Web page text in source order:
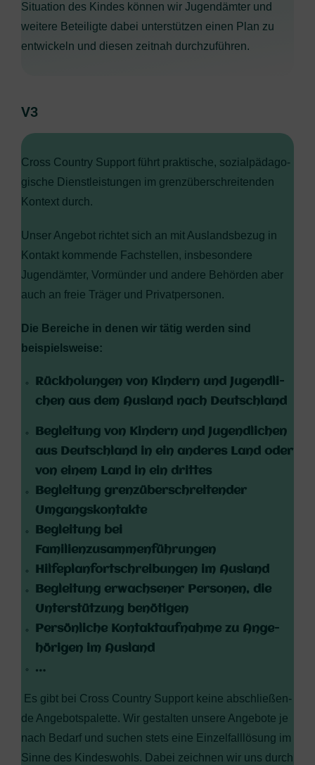
Situa­ti­on des Kin­des kön­nen wir Jugend­äm­ter und
wei­te­re Betei­lig­te dabei unter­stüt­zen einen Plan zu
ent­wi­ckeln und die­sen zeit­nah durchzuführen.
V3
Cross Coun­try Sup­port führt prak­ti­sche, sozi­al­päd­ago­
gi­sche Dienst­leis­tun­gen im grenz­über­schrei­ten­den
Kon­text durch.
Unser Ange­bot rich­tet sich an mit Aus­lands­be­zug in
Kon­takt kom­men­de Fach­stel­len, ins­be­son­de­re
Jugend­äm­ter, Vor­mün­der und ande­re Behör­den aber
auch an freie Trä­ger und Privatpersonen.
Die Berei­che in denen wir tätig wer­den sind
beispielsweise:
Rück­ho­lun­gen von Kin­dern und Jugend­li­
chen aus dem Aus­land nach Deutschland
Beglei­tung von Kin­dern und Jugend­li­chen
aus Deutsch­land in ein ande­res Land oder
von einem Land in ein drittes
Beglei­tung grenz­über­schrei­ten­der
Umgangskontakte
Beglei­tung bei
Familienzusammenführungen
Hil­fe­plan­fort­schrei­bun­gen im Ausland
Beglei­tung erwach­se­ner Per­so­nen, die
Unter­stüt­zung benötigen
Per­sön­li­che Kon­takt­auf­nah­me zu Ange­
hö­ri­gen im Ausland
…
Es gibt bei Cross Coun­try Sup­port kei­ne abschlie­ßen­
de Ange­bots­pa­let­te. Wir gestal­ten unse­re Ange­bo­te je
nach Bedarf und suchen stets eine Ein­zel­fall­lö­sung im
Sin­ne des Kin­des­wohls. Dabei zeich­nen wir uns durch